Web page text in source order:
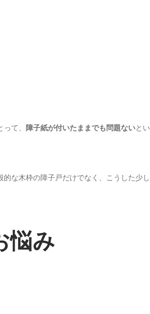
て、 障子紙が付いたままでも問題ないとい
的な木枠の障子戸だけでなく、こうした少し
悩み